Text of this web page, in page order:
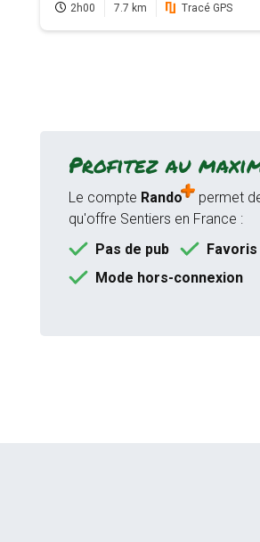
2h00 7.7 km Tracé GPS
Profitez au
Le compte Rando
permet
qu'offre Sentiers en France :
Pas de pub
Mode hors-connexion